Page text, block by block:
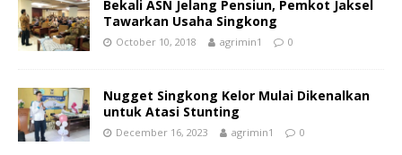
Bekali ASN Jelang Pensiun, Pemkot Jaksel
Tawarkan Usaha Singkong
October 10, 2018 agrimin1 0
Nugget Singkong Kelor Mulai Dikenalkan
untuk Atasi Stunting
December 16, 2023 agrimin1 0